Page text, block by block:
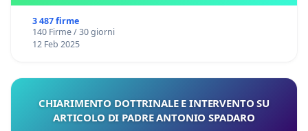
3 487 firme
140 Firme / 30 giorni
12 Feb 2025
CHIARIMENTO DOTTRINALE E INTERVENTO SU
ARTICOLO DI PADRE ANTONIO SPADARO